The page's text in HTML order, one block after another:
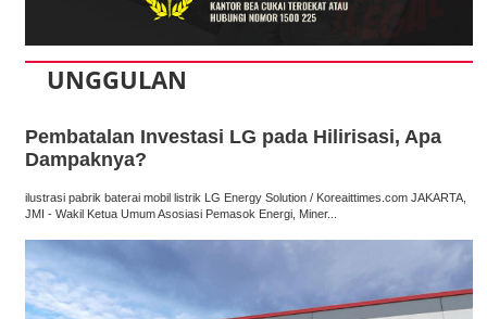
UNGGULAN
Pembatalan Investasi LG pada Hilirisasi, Apa
Dampaknya?
ilustrasi pabrik baterai mobil listrik LG Energy Solution / Koreaittimes.com JAKARTA,
JMI - Wakil Ketua Umum Asosiasi Pemasok Energi, Miner...